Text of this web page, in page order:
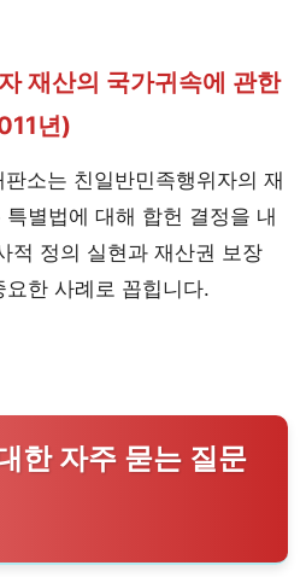
재산의 국가귀속에 관한
년)
소는 친일반민족행위자의 재
별법에 대해 합헌 결정을 내
적 정의 실현과 재산권 보장
한 사례로 꼽힙니다.
한 자주 묻는 질문